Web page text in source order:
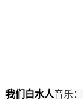
我们白水人音乐：